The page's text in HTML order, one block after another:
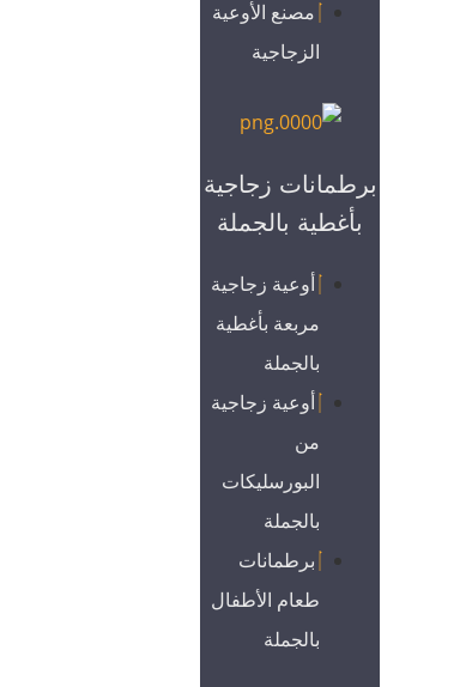
مصنع الأوعية
الزجاجية
برطمانات زجاجية
بأغطية بالجملة
أوعية زجاجية
مربعة بأغطية
بالجملة
أوعية زجاجية
من
البورسليكات
بالجملة
برطمانات
طعام الأطفال
بالجملة